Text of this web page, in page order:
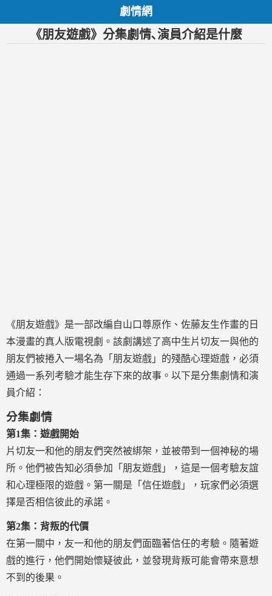
劇情網
《朋友遊戲》分集劇情､演員介紹是什麼
《朋友遊戲》是一部改編自山口尊原作、佐藤友生作畫的日
本漫畫的真人版電視劇。該劇講述了高中生片切友一與他的
朋友們被捲入一場名為「朋友遊戲」的殘酷心理遊戲，必須
通過一系列考驗才能生存下來的故事。以下是分集劇情和演
員介紹：
分集劇情
第1集：遊戲開始
片切友一和他的朋友們突然被綁架，並被帶到一個神秘的場
所。他們被告知必須參加「朋友遊戲」，這是一個考驗友誼
和心理極限的遊戲。第一關是「信任遊戲」，玩家們必須選
擇是否相信彼此的承諾。
第2集：背叛的代價
在第一關中，友一和他的朋友們面臨著信任的考驗。隨著遊
戲的進行，他們開始懷疑彼此，並發現背叛可能會帶來意想
不到的後果。